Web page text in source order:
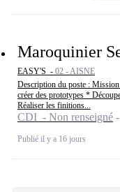
Maroquinier
EASY'S - 02 - AISNE
Description du poste :
créer des prototypes *
Réaliser les finitions...
CDI - Non renseigné
Publié il y a 16 jours